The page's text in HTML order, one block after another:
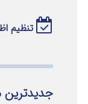
تنظیم
جدیدترین